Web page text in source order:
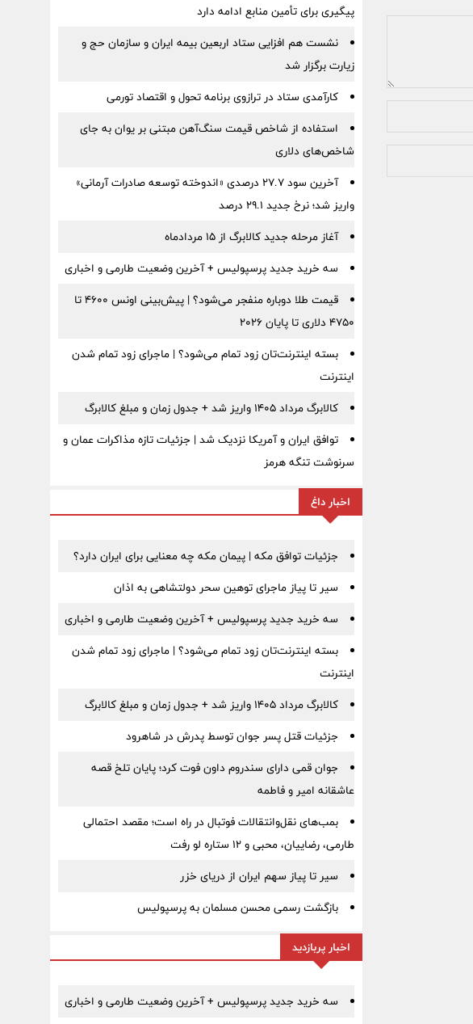
پیگیری برای تأمین منابع ادامه دارد
نشست هم افزایی ستاد اربعین بیمه ایران و سازمان حج و
زیارت برگزار شد
کارآمدی ستاد در ترازوی برنامه تحول و اقتصاد تورمی
استفاده از شاخص قیمت سنگ‌آهن مبتنی بر یوان به جای
شاخص‌های دلاری
آخرین سود ۲۷.۷ درصدی «اندوخته توسعه صادرات آرمانی»
واریز شد؛ نرخ جدید ۲۹.۱ درصد
آغاز مرحله جدید کالابرگ از ۱۵ مردادماه
سه خرید جدید پرسپولیس + آخرین وضعیت طارمی و اخباری
قیمت طلا دوباره منفجر می‌شود؟ | پیش‌بینی اونس ۴۶۰۰ تا
۴۷۵۰ دلاری تا پایان ۲۰۲۶
بسته اینترنت‌تان زود تمام می‌شود؟ | ماجرای زود تمام شدن
اینترنت
کالابرگ مرداد ۱۴۰۵ واریز شد + جدول زمان و مبلغ کالابرگ
توافق ایران و آمریکا نزدیک شد | جزئیات تازه مذاکرات عمان و
سرنوشت تنگه هرمز
اخبار داغ
جزئیات توافق مکه | پیمان مکه چه معنایی برای ایران دارد؟
سیر تا پیاز ماجرای توهین سحر دولتشاهی به اذان
سه خرید جدید پرسپولیس + آخرین وضعیت طارمی و اخباری
بسته اینترنت‌تان زود تمام می‌شود؟ | ماجرای زود تمام شدن
اینترنت
کالابرگ مرداد ۱۴۰۵ واریز شد + جدول زمان و مبلغ کالابرگ
جزئیات قتل پسر جوان توسط پدرش در شاهرود
جوان قمی دارای سندروم داون فوت کرد؛ پایان تلخ قصه
عاشقانه امیر و فاطمه
بمب‌های نقل‌وانتقالات فوتبال در راه است؛ مقصد احتمالی
طارمی، رضاییان، محبی و ۱۲ ستاره لو رفت
سیر تا پیاز سهم ایران از دریای خزر
بازگشت رسمی محسن مسلمان به پرسپولیس
اخبار پربازدید
سه خرید جدید پرسپولیس + آخرین وضعیت طارمی و اخباری